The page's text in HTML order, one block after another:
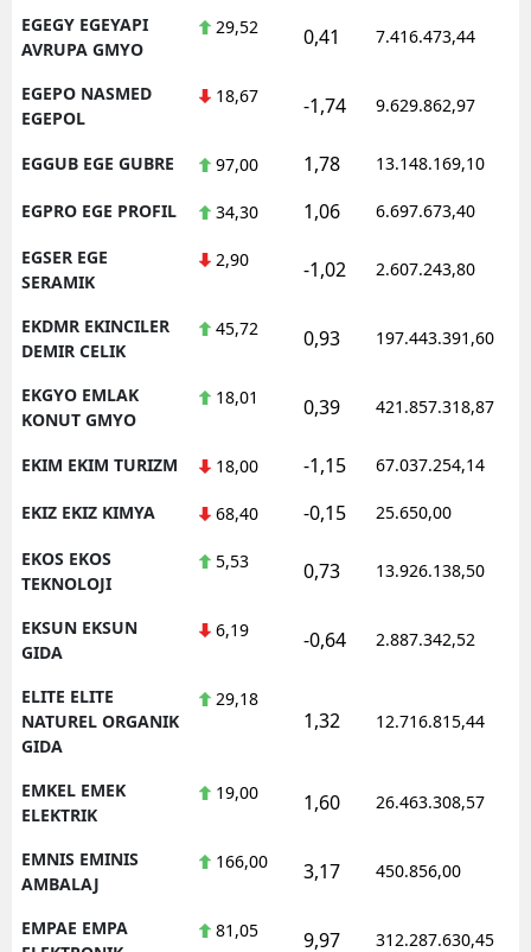
EGEGY EGEYAPI
AVRUPA GMYO
29,52 0,41 7.416.473,44
EGEPO NASMED
EGEPOL
18,67 -1,74 9.629.862,97
EGGUB EGE GUBRE 97,00 1,78 13.148.169,10
EGPRO EGE PROFIL 34,30 1,06 6.697.673,40
EGSER EGE
SERAMIK
2,90 -1,02 2.607.243,80
EKDMR EKINCILER
DEMIR CELIK
45,72 0,93 197.443.391,60
EKGYO EMLAK
KONUT GMYO
18,01 0,39 421.857.318,87
EKIM EKIM TURIZM 18,00 -1,15 67.037.254,14
EKIZ EKIZ KIMYA 68,40 -0,15 25.650,00
EKOS EKOS
TEKNOLOJI
5,53 0,73 13.926.138,50
EKSUN EKSUN
GIDA
6,19 -0,64 2.887.342,52
ELITE ELITE
NATUREL ORGANIK
GIDA
29,18
1,32 12.716.815,44
EMKEL EMEK
ELEKTRIK
19,00 1,60 26.463.308,57
EMNIS EMINIS
AMBALAJ
166,00 3,17 450.856,00
EMPAE EMPA
81,05 9,97 312.287.630,45